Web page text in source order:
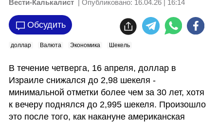
Вести-Калькалист | Опубликовано: 16.04.26 | 16:14
Обсудить
доллар Валюта Экономика Шекель
В течение четверга, 16 апреля, доллар в
Израиле снижался до 2,98 шекеля -
минимальной отметки более чем за 30 лет, хотя
к вечеру поднялся до 2,995 шекеля. Произошло
это после того, как накануне американская